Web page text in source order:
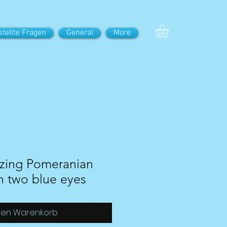
Fragen General More
Pomeranian
two blue eyes
Warenkorb